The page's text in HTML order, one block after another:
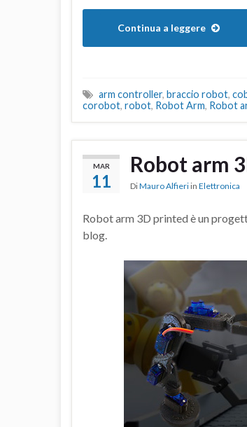
Continua a leggere
arm controller, braccio robot,
corobot, robot, Robot Arm, Robot
MAR
11
Robot arm
DiMauro Alfieri in Elettronica
Robot arm 3D printed è un
blog.